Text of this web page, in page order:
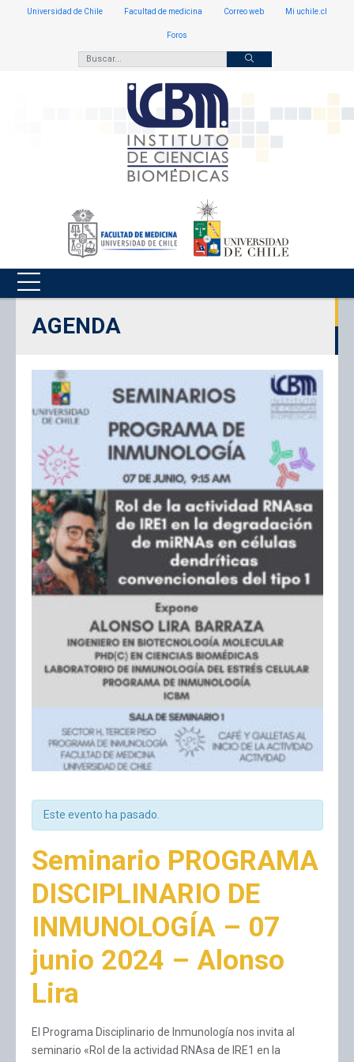
Universidad de Chile Facultad de medicina Correo web Mi uchile.cl
Foros
AGENDA
Este evento ha pasado.
Seminario PROGRAMA
DISCIPLINARIO DE
INMUNOLOGÍA – 07
junio 2024 – Alonso
Lira
El Programa Disciplinario de Inmunología nos invita al
seminario «Rol de la actividad RNAsa de IRE1 en la